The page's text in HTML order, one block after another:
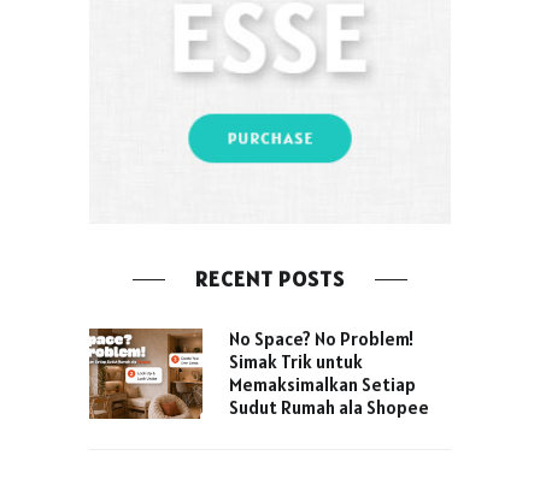
RECENT POSTS
No Space? No Problem!
Simak Trik untuk
Memaksimalkan Setiap
Sudut Rumah ala Shopee